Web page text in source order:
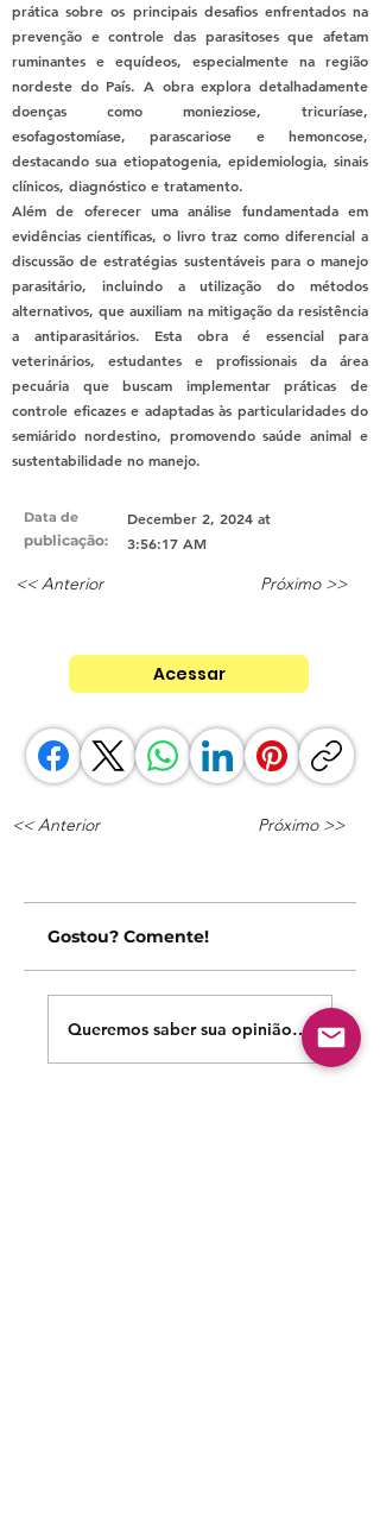
prática sobre os principais desafios enfrentados na
prevenção e controle das parasitoses que afetam
ruminantes e equídeos, especialmente na região
nordeste do País. A obra explora detalhadamente
doenças como monieziose, tricuríase,
esofagostomíase, parascariose e hemoncose,
destacando sua etiopatogenia, epidemiologia, sinais
clínicos, diagnóstico e tratamento.
Além de oferecer uma análise fundamentada em
evidências científicas, o livro traz como diferencial a
discussão de estratégias sustentáveis para o manejo
parasitário, incluindo a utilização do métodos
alternativos, que auxiliam na mitigação da resistência
a antiparasitários. Esta obra é essencial para
veterinários, estudantes e profissionais da área
pecuária que buscam implementar práticas de
controle eficazes e adaptadas às particularidades do
semiárido nordestino, promovendo saúde animal e
sustentabilidade no manejo.
Data de
publicação:
December 2, 2024 at
3:56:17 AM
<< Anterior Próximo >>
Acessar
<< Anterior Próximo >>
Gostou? Comente!
Queremos saber sua opinião sobre